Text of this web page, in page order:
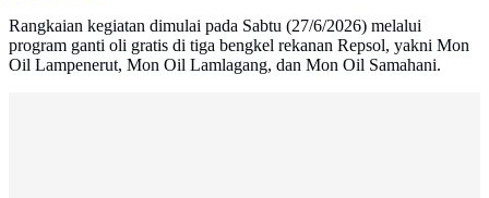
Rangkaian kegiatan dimulai pada Sabtu (27/6/2026) melalui
program ganti oli gratis di tiga bengkel rekanan Repsol, yakni Mon
Oil Lampenerut, Mon Oil Lamlagang, dan Mon Oil Samahani.